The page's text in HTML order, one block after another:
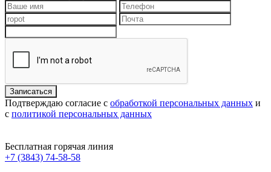
Подтверждаю согласие с обработкой персональных данных и
с политикой персональных данных
Бесплатная горячая линия
+7 (3843) 74-58-58